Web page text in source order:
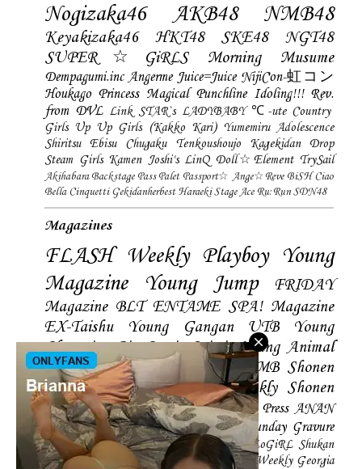
Nogizaka46 AKB48 NMB48
Keyakizaka46 HKT48 SKE48
NGT48
SUPER☆GiRLS
Morning Musume
Dempagumi.inc Angerme Juice=Juice NijiCon-虹コン
Houkago Princess Magical Punchline Idoling!!! Rev.
from DVL Link STAR`s LADYBABY ℃-ute Country
Girls Up Up Girls (Kakko Kari) Yumemiru Adolescence
Shiritsu Ebisu Chugaku
Tenkoushoujo Kagekidan
Drop
Steam Girls Kamen Joshi's LinQ Doll☆Element TrySail
Akihabara Backstage Pass Palet Passport☆ Ange☆Reve BiSH Ciao
Bella Cinquetti Gekidanherbest Haraeki Stage Ace Ru:Run SDN48
Magazines
FLASH Weekly Playboy Young
Magazine
Young Jump
FRIDAY
Magazine BLT ENTAME SPA! Magazine
EX-Taishu
Young Gangan UTB
Young
Champion Big Comic Spirtis Young Animal
Shonen Magazine BUBKA BOMB Shonen
Champion Manga Action Weekly Shonen
Sunday Photobooks BRODY Hustle Press ANAN
Magazine
SMART Magazine Young Sunday Gravure
The Television CD&DL My Girl Daily LoGiRL Shukan
Taishu Girls! Magazine Soccer Game King Weekly Georgia